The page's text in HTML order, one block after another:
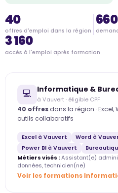
40
offres d'emploi dans la région
660
3 160
accès à l'emploi après formation
💻 Informatique &
à Vauvert · éligible CPF
40 offres dans la région · Excel,
outils collaboratifs
Excel à Vauvert Word à
Power BI à Vauvert
Métiers visés :Assistant(e)
données, technicien(ne)
Voir les formations